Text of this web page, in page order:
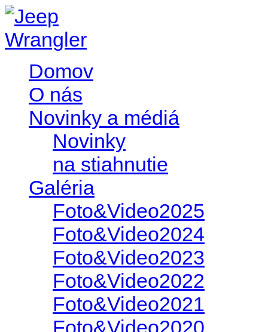
Domov
O nás
Novinky a médiá
Novinky
na stiahnutie
Galéria
Foto&Video2025
Foto&Video2024
Foto&Video2023
Foto&Video2022
Foto&Video2021
Foto&Video2020